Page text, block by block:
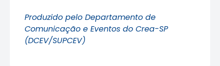
Produzido pelo Departamento de
Comunicação e Eventos do Crea-SP
(DCEV/SUPCEV)